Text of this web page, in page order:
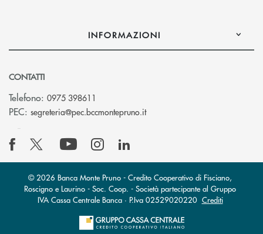
INFORMAZIONI
CONTATTI
Telefono: 0975 398611
PEC: segreteria@pec.bccmontepruno.it(si apre l’app di posta
© 2026 Banca Monte Pruno - Credito Cooperativo di Fisciano,
Roscigno e Laurino - Soc. Coop. - Società partecipante al Gruppo
IVA Cassa Centrale Banca · P.Iva 02529020220 Crediti